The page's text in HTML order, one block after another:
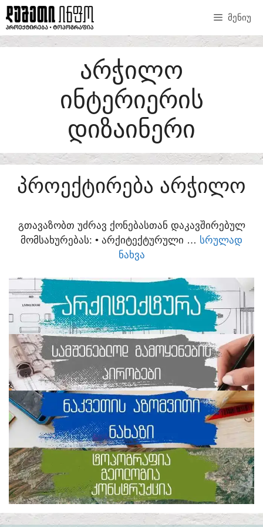
SKIP
TO
CONTENT
ᲛᲔᲜᲘᲣ
ᲐᲠᲭᲘᲚᲝ
ᲘᲜᲢᲔᲠᲘᲔᲠᲘᲡ
ᲓᲘᲖᲐᲘᲜᲔᲠᲘ
ᲞᲠᲝᲔᲥᲢᲘᲠᲔᲑᲐ ᲐᲠᲭᲘᲚᲝ
ᲒᲗᲐᲕᲐᲖᲝᲑᲗ ᲣᲫᲠᲐᲕ ᲥᲝᲜᲔᲑᲐᲡᲗᲐᲜ ᲓᲐᲙᲐᲕᲨᲘᲠᲔᲑᲣᲚ
ᲛᲝᲛᲡᲐᲮᲣᲠᲔᲑᲐᲡ:​ • ᲐᲠᲥᲘᲢᲔᲥᲢᲣᲠᲣᲚᲘ … ᲡᲠᲣᲚᲐᲓ
ᲜᲐᲮᲕᲐ